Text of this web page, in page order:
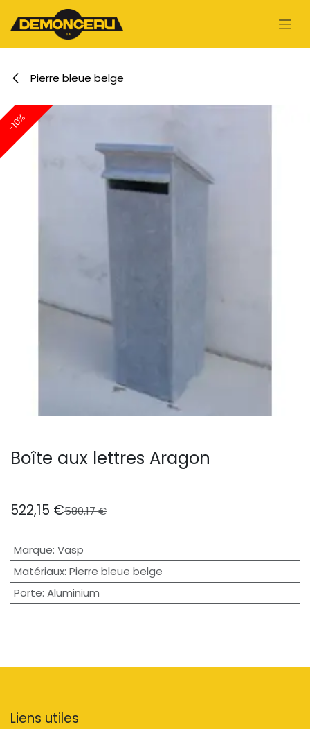
Se rendre au contenu
Pierre bleue belge
-10%
Boîte aux lettres Aragon
522,15 €580,17€
Marque: Vasp
Matériaux: Pierre bleue belge
Porte: Aluminium
Liens utiles